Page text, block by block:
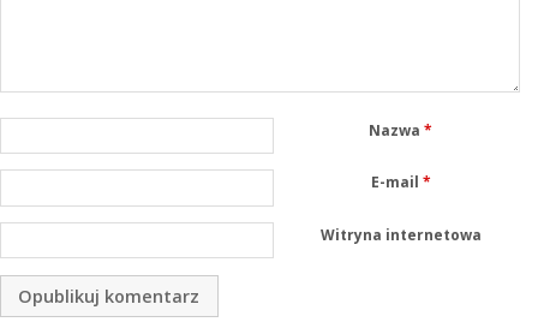
Nazwa*
E-mail *
Witryna internetowa